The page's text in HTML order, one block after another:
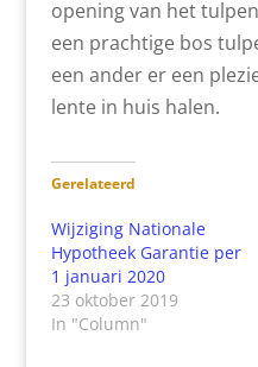
opening van het
een prachtige bos
een ander er een
lente in huis halen.
Gerelateerd
Wijziging Nationale
Hypotheek Garantie per
1 januari 2020
23 oktober 2019
In "Column"